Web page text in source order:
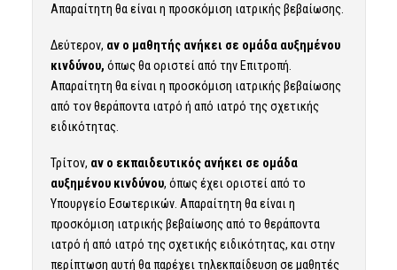
Απαραίτητη θα είναι η προσκόμιση ιατρικής βεβαίωσης.
Δεύτερον, αν ο μαθητής ανήκει σε ομάδα αυξημένου
κινδύνου, όπως θα οριστεί από την Επιτροπή.
Απαραίτητη θα είναι η προσκόμιση ιατρικής βεβαίωσης
από τον θεράποντα ιατρό ή από ιατρό της σχετικής
ειδικότητας.
Τρίτον, αν ο εκπαιδευτικός ανήκει σε ομάδα
αυξημένου κινδύνου, όπως έχει οριστεί από το
Υπουργείο Εσωτερικών. Απαραίτητη θα είναι η
προσκόμιση ιατρικής βεβαίωσης από το θεράποντα
ιατρό ή από ιατρό της σχετικής ειδικότητας, και στην
περίπτωση αυτή θα παρέχει τηλεκπαίδευση σε μαθητές